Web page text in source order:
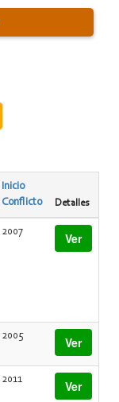
Inicio
Conflicto
Detalles
2007 Ver
2005 Ver
2011 Ver